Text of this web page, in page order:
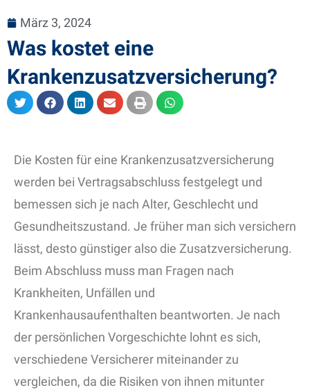
März 3, 2024
Was kostet eine
Krankenzusatzversicherung?
Die Kosten für eine Krankenzusatzversicherung
werden bei Vertragsabschluss festgelegt und
bemessen sich je nach Alter, Geschlecht und
Gesundheitszustand. Je früher man sich versichern
lässt, desto günstiger also die Zusatzversicherung.
Beim Abschluss muss man Fragen nach
Krankheiten, Unfällen und
Krankenhausaufenthalten beantworten. Je nach
der persönlichen Vorgeschichte lohnt es sich,
verschiedene Versicherer miteinander zu
vergleichen, da die Risiken von ihnen mitunter